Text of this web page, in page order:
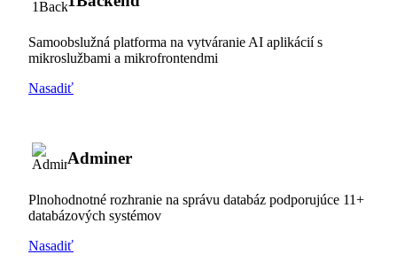
Samoobslužná platforma na vytváranie AI aplikácií s
mikroslužbami a mikrofrontendmi
Nasadiť
Adminer
Plnohodnotné rozhranie na správu databáz podporujúce 11+
databázových systémov
Nasadiť